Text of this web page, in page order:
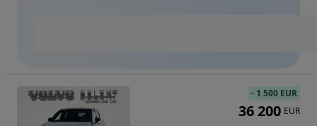
- 1 500 EUR
36 200 EUR